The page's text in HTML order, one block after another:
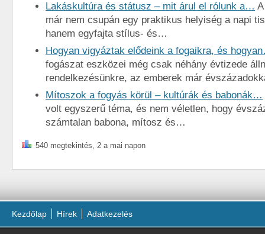
Lakáskultúra és státusz – mit árul el rólunk a…
már nem csupán egy praktikus helyiség a napi
hanem egyfajta stílus- és…
Hogyan vigyáztak elődeink a fogaikra, és
fogászat eszközei még csak néhány évtizede
rendelkezésünkre, az emberek már
Mítoszok a fogyás körül – kultúrák és babonák…
volt egyszerű téma, és nem véletlen, hogy
számtalan babona, mítosz és…
540 megtekintés, 2 a mai napon
Kezdőlap Hírek Adatkezelés